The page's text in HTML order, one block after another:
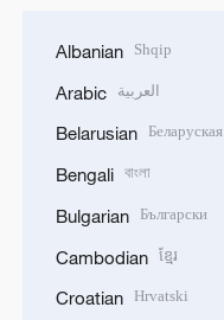
Albanian Shqip
Arabic العربية
Belarusian Беларуская
Bengali বাংলা
Bulgarian Български
Cambodian ខ្មែរ
Croatian Hrvatski